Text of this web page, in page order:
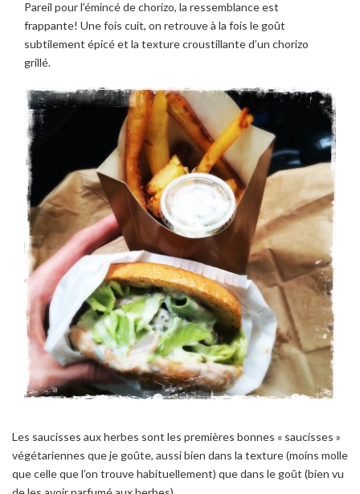
Pareil pour l’émincé de chorizo, la ressemblance est
frappante! Une fois cuit, on retrouve à la fois le goût
subtilement épicé et la texture croustillante d’un chorizo
grillé.
Les saucisses aux herbes sont les premières bonnes « saucisses »
végétariennes que je goûte, aussi bien dans la texture (moins molle
que celle que l’on trouve habituellement) que dans le goût (bien vu